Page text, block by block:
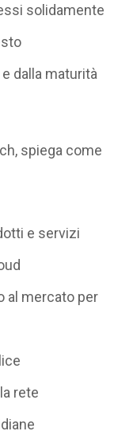
solidamente
dalla maturità
spiega come
e servizi
al mercato per
rete